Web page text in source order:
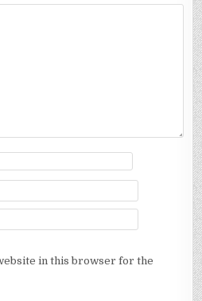
in this browser for the